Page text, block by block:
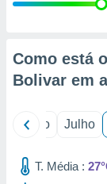
através
estudos
Como está
Bolivar em
Junho Julho
T. Média :